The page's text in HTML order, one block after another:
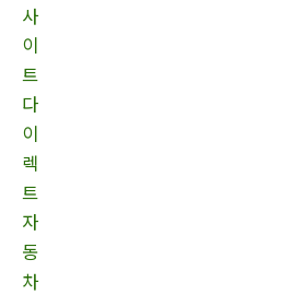
사
이
트
다
이
렉
트
자
동
차